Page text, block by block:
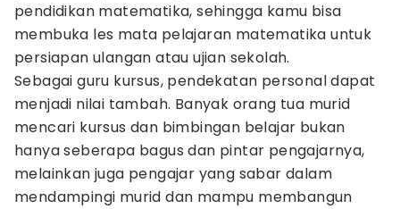
pendidikan matematika, sehingga kamu bisa
membuka les mata pelajaran matematika untuk
persiapan ulangan atau ujian sekolah.
Sebagai guru kursus, pendekatan personal dapat
menjadi nilai tambah. Banyak orang tua murid
mencari kursus dan bimbingan belajar bukan
hanya seberapa bagus dan pintar pengajarnya,
melainkan juga pengajar yang sabar dalam
mendampingi murid dan mampu membangun